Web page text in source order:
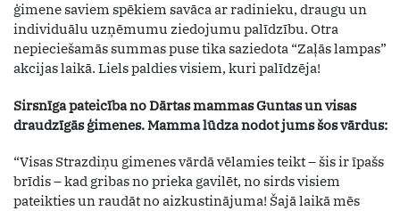
ģimene saviem spēkiem savāca ar radinieku, draugu un
individuālu uzņēmumu ziedojumu palīdzību. Otra
nepieciešamās summas puse tika saziedota “Zaļās lampas”
akcijas laikā. Liels paldies visiem, kuri palīdzēja!
Sirsnīga pateicība no Dārtas mammas Guntas un visas
draudzīgās ģimenes. Mamma lūdza nodot jums šos vārdus:
“Visas Strazdiņu gimenes vārdā vēlamies teikt – šis ir īpašs
brīdis – kad gribas no prieka gavilēt, no sirds visiem
pateikties un raudāt no aizkustinājuma! Šajā laikā mēs